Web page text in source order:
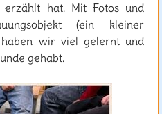
erzählt hat. Mit Fotos und
(ein kleiner
haben wir viel gelernt und
gehabt.